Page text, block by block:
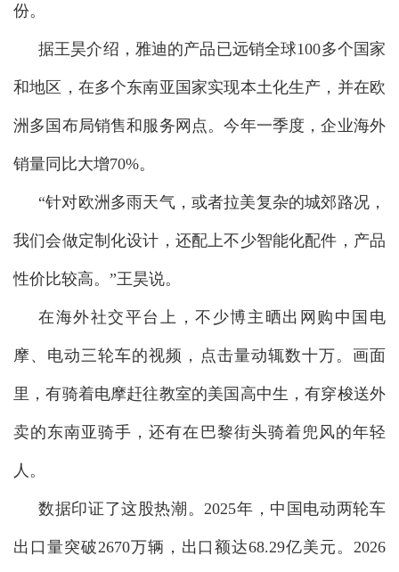
份。
据王昊介绍，雅迪的产品已远销全球100多个国家
和地区，在多个东南亚国家实现本土化生产，并在欧
洲多国布局销售和服务网点。今年一季度，企业海外
销量同比大增70%。
“针对欧洲多雨天气，或者拉美复杂的城郊路况，
我们会做定制化设计，还配上不少智能化配件，产品
性价比较高。”王昊说。
在海外社交平台上，不少博主晒出网购中国电
摩、电动三轮车的视频，点击量动辄数十万。画面
里，有骑着电摩赶往教室的美国高中生，有穿梭送外
卖的东南亚骑手，还有在巴黎街头骑着兜风的年轻
人。
数据印证了这股热潮。2025年，中国电动两轮车
出口量突破2670万辆，出口额达68.29亿美元。2026